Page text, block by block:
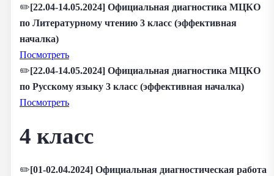
✏️[22.04-14.05.2024] Официальная диагностика МЦКО
по Литературному чтению 3 класс (эффективная
началка)
Посмотреть
✏️[22.04-14.05.2024] Официальная диагностика МЦКО
по Русскому языку 3 класс (эффективная началка)
Посмотреть
4 класс
✏️[01-02.04.2024] Официальная диагностическая работа